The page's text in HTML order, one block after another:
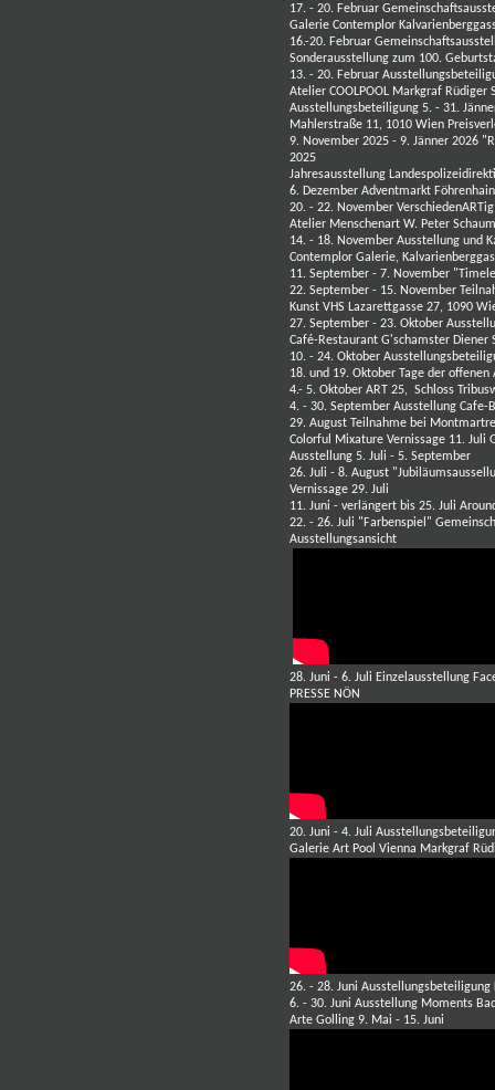
17. - 20. Februar
Galerie Contemplor
16.-20. Februar
Sonderausstellung zum 100.
13. - 20. Februar
Atelier COOLPOOL Markgraf Rüdiger
Ausstellungsbeteiligung 5. - 31.
Mahlerstraße 11, 1010 Wien
9. November 2025 - 9. Jänner 2026
2025
Jahresausstellung
6. Dezember Adventmarkt
20. - 22. November
Atelier Menschenart W. Peter
14. - 18. November Ausstellung und
Contemplor Galerie,
11. September - 7. November
22. September - 15. November
Kunst VHS Lazarettgasse 27, 1090
27. September - 23. Oktober
Café-Restaurant G'schamster
10. - 24. Oktober
18. und 19. Oktober Tage der
4.- 5. Oktober ART 25, Schloss
4. - 30. September Ausstellung Cafe-
29. August Teilnahme bei
Colorful Mixature Vernissage 11. Juli
Ausstellung 5. Juli - 5. September
26. Juli - 8. August
Vernissage 29. Juli
11. Juni - verlängert bis 25. Juli
22. - 26. Juli "Farbenspiel"
Ausstellungsansicht
28. Juni - 6. Juli Einzelausstellung
PRESSE NÖN
20. Juni - 4. Juli
Galerie Art Pool Vienna Markgraf
26. - 28. Juni
6. - 30. Juni Ausstellung Moments
Arte Golling 9. Mai - 15. Juni